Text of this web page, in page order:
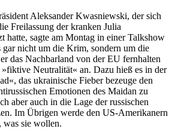
Aleksander Kwasniewski, der sich
Freilassung der kranken Julia
hatte, sagte am Montag in einer Talkshow
gar nicht um die Krim, sondern um die
das Nachbarland von der EU fernhalten
»fiktive Neutralität« an. Dazu hieß es in der
das ukrainische Fieber bezeuge den
Emotionen des Maidan zu
aber auch in die Lage der russischen
Im Übrigen werde den US-Amerikanern
was sie wollen.